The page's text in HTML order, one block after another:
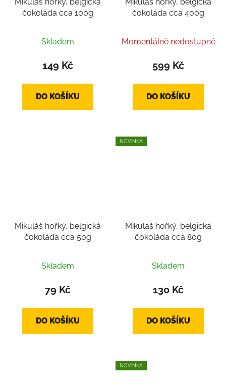
čokoláda cca 100g
Skladem
149 Kč
DO KOŠÍKU
čokoláda cca 400g
Momentálně nedostupné
599 Kč
DO KOŠÍKU
Mikuláš hořký, belgická
čokoláda cca 50g
Skladem
79 Kč
DO KOŠÍKU
NOVINKA
Mikuláš hořký, belgická
čokoláda cca 80g
Skladem
130 Kč
DO KOŠÍKU
NOVINKA